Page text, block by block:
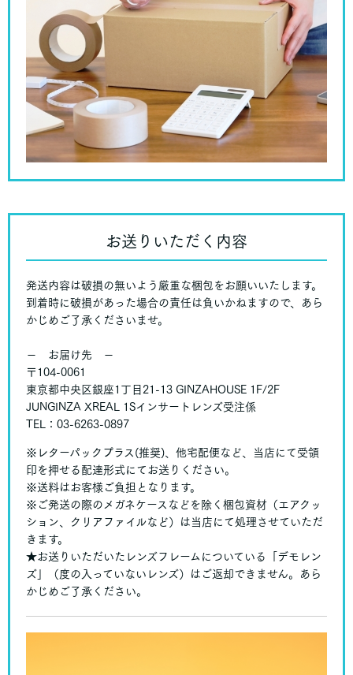
お送りいただく内容
発送内容は破損の無いよう厳重な梱包をお願いいたします。
到着時に破損があった場合の責任は負いかねますので、あら
かじめご了承くださいませ。
－ お届け先 －
〒104-0061
東京都中央区銀座1丁目21-13 GINZAHOUSE 1F/2F
JUNGINZA XREAL 1Sインサートレンズ受注係
TEL：03-6263-0897
※レターパックプラス(推奨)、他宅配便など、当店にて受領
印を押せる配達形式にてお送りください。
※送料はお客様ご負担となります。
※ご発送の際のメガネケースなどを除く梱包資材（エアクッ
ション、クリアファイルなど）は当店にて処理させていただ
きます。
★お送りいただいたレンズフレームについている「デモレン
ズ」（度の入っていないレンズ）はご返却できません。あら
かじめご了承ください。